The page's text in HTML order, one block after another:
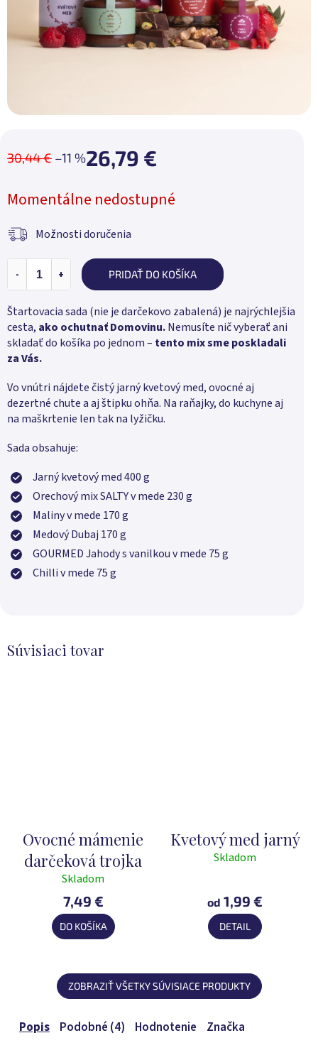
30,44 € –11 %26,79 €
cena:
Momentálne nedostupné
Možnosti doručenia
PRIDAŤ DO KOŠÍKA
Štartovacia sada (nie je darčekovo zabalená) je najrýchlejšia
cesta, ako ochutnať Domovinu.Nemusíte nič vyberať ani
skladať do košíka po jednom – tento mix sme poskladali
za Vás.
Vo vnútri nájdete čistý jarný kvetový med, ovocné aj
dezertné chute a aj štipku ohňa. Na raňajky, do kuchyne aj
na maškrtenie len tak na lyžičku.
Sada obsahuje:
Jarný kvetový med 400 g
Orechový mix SALTY v mede 230 g
Maliny v mede 170 g
Medový Dubaj 170 g
GOURMED Jahody s vanilkou v mede 75 g
Chilli v mede 75 g
Súvisiaci tovar
Ovocné mámenie
darčeková trojka
Priemerné
hodnotenie
produktu
hviezdičiek.
Skladom
7,49 €
DO KOŠÍKA
Kvetový med jarný
Priemerné
hviezdičiek.
Skladom
od 1,99 €
DETAIL
ZOBRAZIŤ VŠETKY SÚVISIACE PRODUKTY
Popis Podobné (4) Hodnotenie Značka